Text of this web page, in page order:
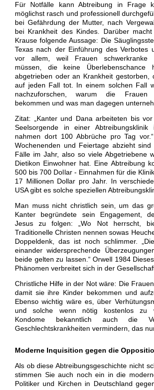
Für Notfälle kann Abtreibung in Frage
möglichst rasch und professionell
bei Gefährdung der Mutter, nach
bei Krankheit des Kindes. Darüber
Krause folgende Aussage: Die
Texas nach der Einführung des Verbotes
vor allem, weil Frauen schwerkranke
müssen, die keine Überlebenschance
abgetrieben oder an Krankheit gestorben,
auf jeden Fall tot. In einem solchen Fall
nachzuforschen, warum die Frauen
bekommen und was man dagegen
Zitat: „Kanter und Dana arbeiteten bis
Seelsorgende in einer
nahmen dort 100 Abbrüche pro Tag
Wochenenden und Feiertage abzieht
Fälle im Jahr, also so viele Abgetriebene
Dietikon Einwohner hat. Eine Abtreibung
500 bis 700 Dollar - Einnahmen für die
17 Millionen Dollar pro Jahr. In
USA gibt es solche speziellen
Man muss nicht christlich sein, um das
Kanter begründete sein Engagement,
Jesus zu folgen: „Wo Not herrscht,
Traditionelle Christen nennen sowas
Doppeldenk, das ist noch schlimmer. „
einander widersprechende
beide gelten zu lassen.“ Orwell 1984
Phänomen verbreitet sich in der
Christliche Hilfe in der Not wäre: Die
damit sie ihre Kinder bekommen und
Ebenso wichtig wäre es, über
und solche wenn nötig kostenlos zu
Kondome bekanntlich auch die
Geschlechtskrankheiten vermindern, das
Moderne Inquisition gegen die
Als ob diese Abtreibungsgeschichte nicht
stimmen Sie auch noch ein in die
Politiker und Kirchen in Deutschland